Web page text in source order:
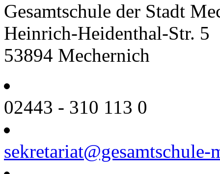
Gesamtschule der Stadt
Heinrich-Heidenthal-Str. 5
53894 Mechernich
02443 - 310 113 0
sekretariat@gesamtschule-